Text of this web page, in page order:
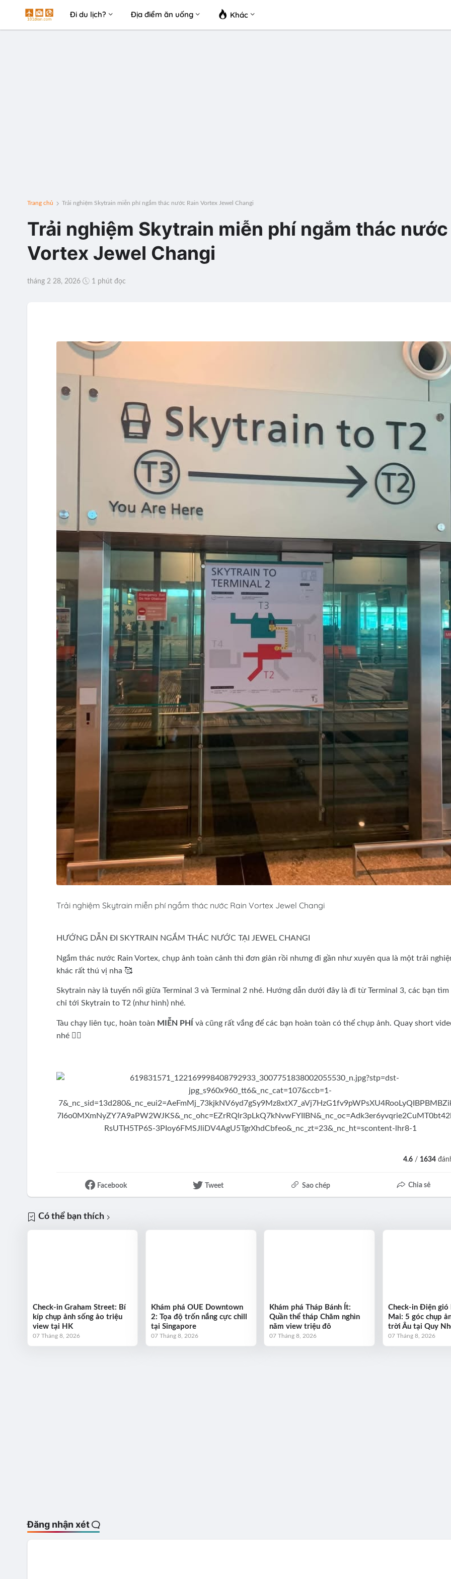
Đi du lịch? Địa điểm ăn uống Khác
Trang chủ Trải nghiệm Skytrain miễn phí ngắm thác nước Rain Vortex Jewel Changi
Trải nghiệm Skytrain miễn phí ngắm thác nước
Vortex Jewel Changi
tháng 2 28, 2026 1 phút đọc
Trải nghiệm Skytrain miễn phí ngắm thác nước Rain Vortex Jewel Changi
HƯỚNG DẪN ĐI SKYTRAIN NGẮM THÁC NƯỚC TẠI JEWEL CHANGI
Ngắm thác nước Rain Vortex, chụp ảnh toàn cảnh thì đơn giản rồi nhưng đi gần như xuyên qua là một trải
khác rất thú vị nha 🥰
Skytrain này là tuyến nối giữa Terminal 3 và Terminal 2 nhé. Hướng dẫn dưới đây là đi từ Terminal 3, các bạn tìm
chỉ tới Skytrain to T2 (như hình) nhé.
Tàu chạy liên tục, hoàn toàn MIỄN PHÍ
và cũng rất vắng để các bạn hoàn toàn có thể chụp ảnh. Quay short
nhé 👍🏼
4.6 / 1634
Facebook Tweet Sao chép Chia sẻ
Có thể bạn thích
Check-in Graham Street: Bí
kíp chụp ảnh sống ảo triệu
view tại HK
07 Tháng 8, 2026
Khám phá OUE Downtown
2: Tọa độ trốn nắng cực chill
tại Singapore
07 Tháng 8, 2026
Khám phá Tháp Bánh Ít:
Quần thể tháp Chăm nghìn
năm view triệu đô
07 Tháng 8, 2026
Check-in Điện gió
Mai: 5 góc chụp
trời Âu tại Quy
07 Tháng 8, 2026
Đăng nhận xét